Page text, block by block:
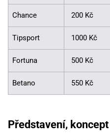
Chance 200 Kč
Tipsport 1000 Kč
Fortuna 500 Kč
Betano 550 Kč
Představení,